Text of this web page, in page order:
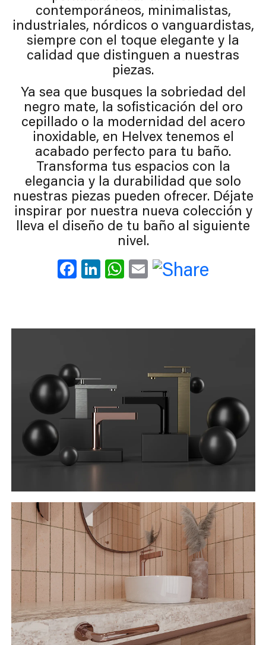
contemporáneos, minimalistas,
industriales, nórdicos o vanguardistas,
siempre con el toque elegante y la
calidad que distinguen a nuestras
piezas.
Ya sea que busques la sobriedad del
negro mate, la sofisticación del oro
cepillado o la modernidad del acero
inoxidable, en Helvex tenemos el
acabado perfecto para tu baño.
Transforma tus espacios con la
elegancia y la durabilidad que solo
nuestras piezas pueden ofrecer. Déjate
inspirar por nuestra nueva colección y
lleva el diseño de tu baño al siguiente
nivel.
Facebook
LinkedIn
WhatsApp
Email